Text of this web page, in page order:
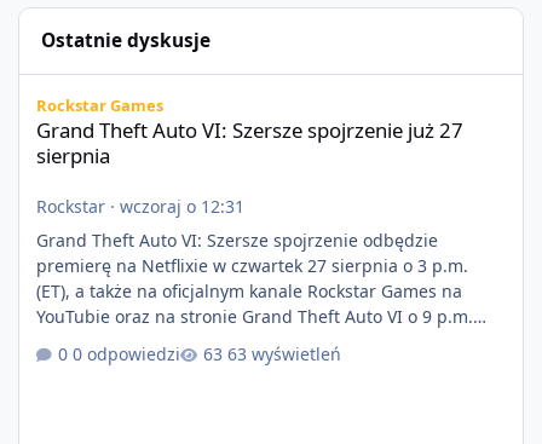
Ostatnie dyskusje
Rockstar Games
Grand Theft Auto VI: Szersze spojrzenie już 27
sierpnia
Rockstar · wczoraj o 12:31
Grand Theft Auto VI: Szersze spojrzenie odbędzie
premierę na Netflixie w czwartek 27 sierpnia o 3 p.m.
(ET), a także na oficjalnym kanale Rockstar Games na
YouTubie oraz na stronie Grand Theft Auto VI o 9 p.m.
(ET) 27 sierpnia. https://netflix.com/GTAVI Grand Theft
Auto VI będzie dostępne 19 listopada na PlayStation 5
0 odpowiedzi 63 wyświetleń